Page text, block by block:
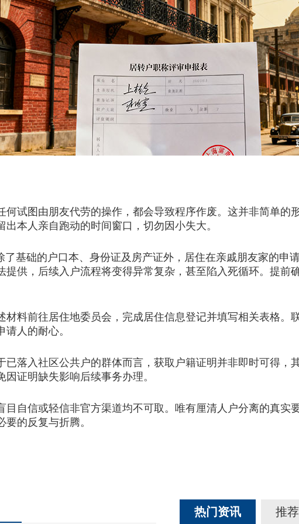
图由朋友代劳的操作，都会导致程序作废。这并非简单的
本人亲自跑动的时间窗口，切勿因小失大。
基础的户口本、身份证及房产证外，居住在亲戚朋友家的申
供，后续入户流程将变得异常复杂，甚至陷入死循环。提前
前往居住地委员会，完成居住信息登记并填写相关表格。
人的耐心。
入社区公共户的群体而言，获取户籍证明并非即时可得，
证明缺失影响后续事务办理。
目自信或轻信非官方渠道均不可取。唯有厘清人户分离的真实
的反复与折腾。
热门资讯 推